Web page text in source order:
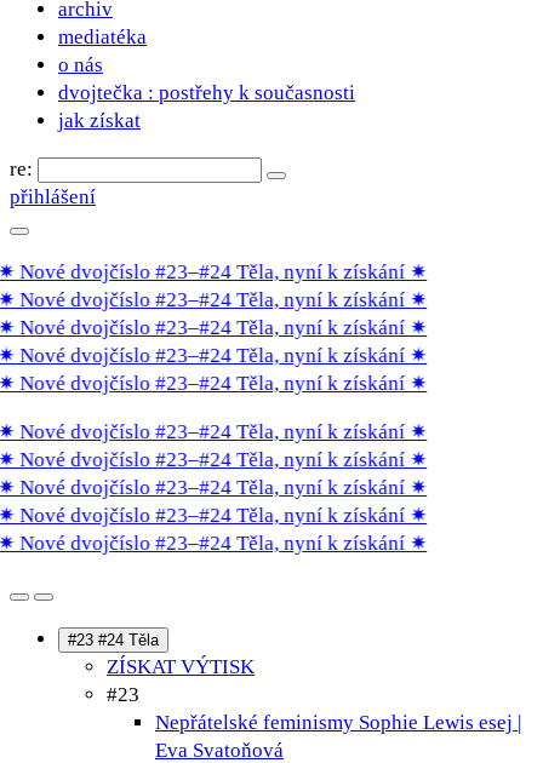
archiv
mediatéka
o nás
dvojtečka : postřehy k současnosti
jak získat
re:
přihlášení
Nové dvojčíslo #23–#24 Těla, nyní k získání✷
Nové dvojčíslo #23–#24 Těla, nyní k získání✷
Nové dvojčíslo #23–#24 Těla, nyní k získání✷
Nové dvojčíslo #23–#24 Těla, nyní k získání✷
Nové dvojčíslo #23–#24 Těla, nyní k získání✷
Nové dvojčíslo #23–#24 Těla, nyní k získání✷
Nové dvojčíslo #23–#24 Těla, nyní k získání✷
Nové dvojčíslo #23–#24 Těla, nyní k získání✷
Nové dvojčíslo #23–#24 Těla, nyní k získání✷
Nové dvojčíslo #23–#24 Těla, nyní k získání✷
#23 #24 Těla
ZÍSKAT VÝTISK
#23
Nepřátelské feminismy Sophie Lewis esej |
Eva Svatoňová